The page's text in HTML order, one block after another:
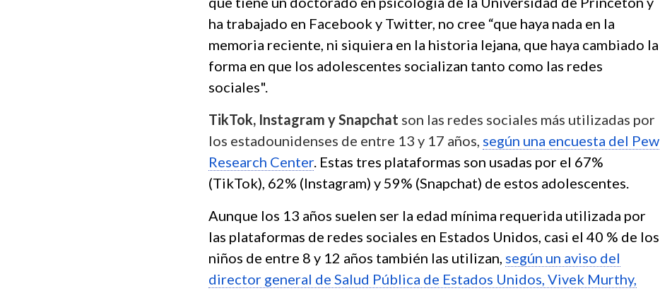
ha trabajado en Facebook y Twitter, no cree “que haya nada en la
memoria reciente, ni siquiera en la historia lejana, que haya cambiado la
forma en que los adolescentes socializan tanto como las redes
sociales".
TikTok, Instagram y Snapchat son las redes sociales más utilizadas por
los estadounidenses de entre 13 y 17 años, según una encuesta del Pew
Research Center. Estas tres plataformas son usadas por el 67%
(TikTok), 62% (Instagram) y 59% (Snapchat) de estos adolescentes.
Aunque los 13 años suelen ser la edad mínima requerida utilizada por
las plataformas de redes sociales en Estados Unidos, casi el 40 % de los
niños de entre 8 y 12 años también las utilizan, según un aviso del
director general de Salud Pública de Estados Unidos, Vivek Murthy,